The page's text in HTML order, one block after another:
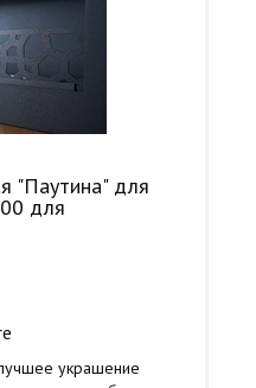
"Паутина" для
для
украшение